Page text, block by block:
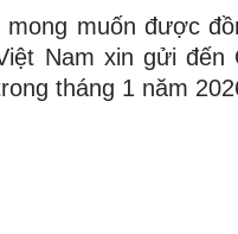
muốn được
Nam xin gửi
tháng 1 năm